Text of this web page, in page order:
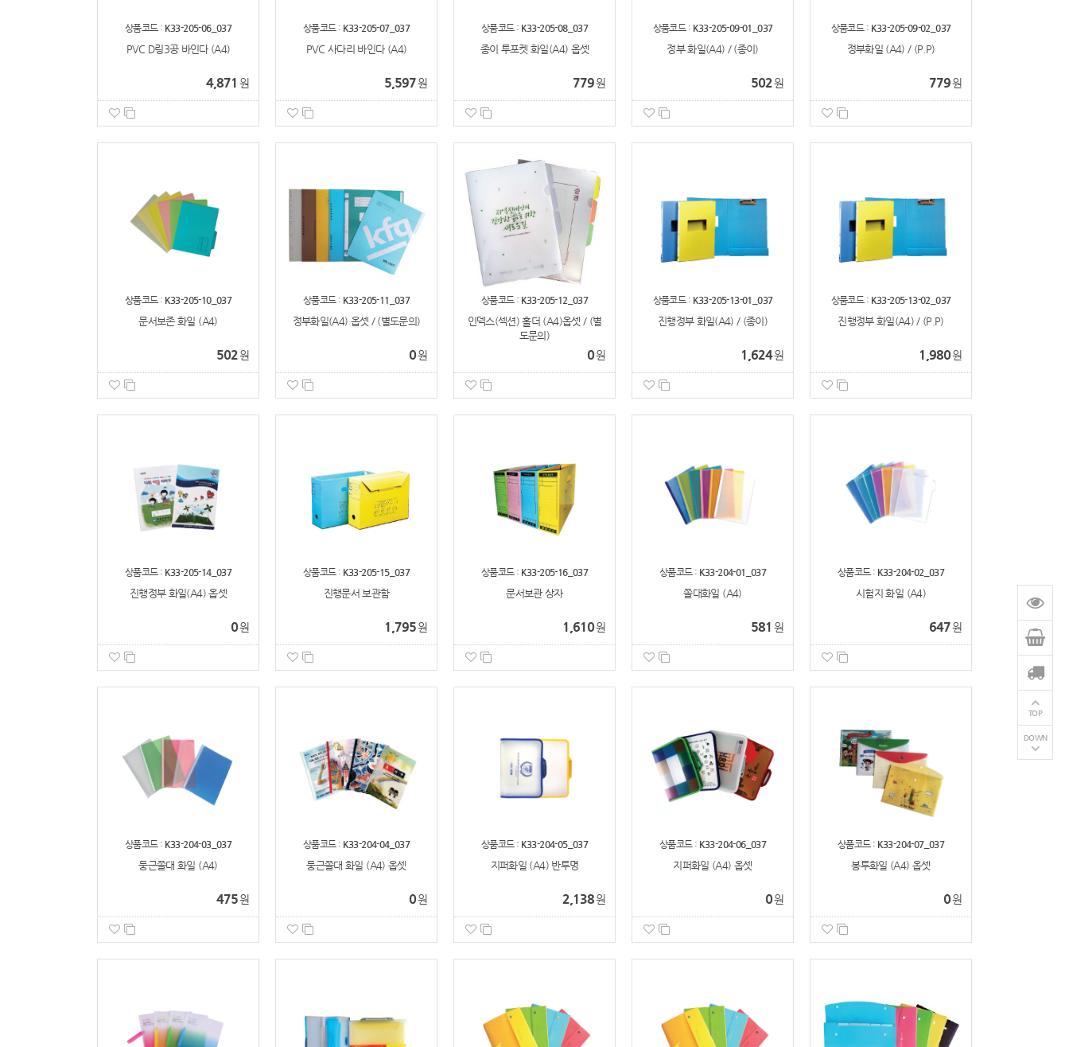
TOP
DOWN
상품코드 : K33-205-06_037
PVC D링3공 바인다 (A4)
4,871 원
상품코드 : K33-205-07_037
PVC 사다리 바인다 (A4)
5,597원
상품코드 : K33-205-08_037
종이 투포켓 화일(A4) 옵셋
779원
상품코드 : K33-205-09-01_037
정부 화일(A4) / (종이)
502원
상품코드 : K33-205-09-02_037
정부화일 (A4) / (P.P)
779원
상품코드 : K33-205-10_037
문서보존 화일 (A4)
502원
상품코드 : K33-205-11_037
정부화일(A4) 옵셋 / (별도문의)
0원
상품코드 : K33-205-12_037
인덱스(섹션) 홀더 (A4)옵셋 / (별
도문의)
0원
상품코드 : K33-205-13-01_037
진행정부 화일(A4) / (종이)
1,624원
상품코드 : K33-205-13-02_037
진행정부 화일(A4) / (P.P)
1,980원
상품코드 : K33-205-14_037
진행정부 화일(A4) 옵셋
0원
상품코드 : K33-205-15_037
진행문서 보관함
1,795원
상품코드 : K33-205-16_037
문서보관 상자
1,610원
상품코드 : K33-204-01_037
쫄대화일 (A4)
581 원
상품코드 : K33-204-02_037
시험지 화일 (A4)
647원
상품코드 : K33-204-03_037
둥근쫄대 화일 (A4)
475원
상품코드 : K33-204-04_037
둥근쫄대 화일 (A4) 옵셋
0원
상품코드 : K33-204-05_037
지퍼화일 (A4) 반투명
2,138원
상품코드 : K33-204-06_037
지퍼화일 (A4) 옵셋
0원
상품코드 : K33-204-07_037
봉투화일 (A4) 옵셋
0원